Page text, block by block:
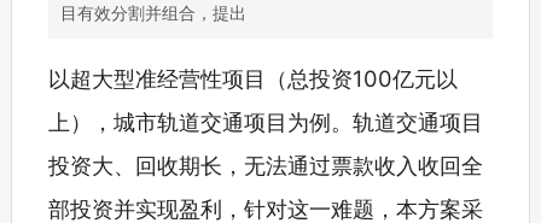
目有效分割并组合，提出
以超大型准经营性项目（总投资100亿元以
上），城市轨道交通项目为例。轨道交通项目
投资大、回收期长，无法通过票款收入收回全
部投资并实现盈利，针对这一难题，本方案采